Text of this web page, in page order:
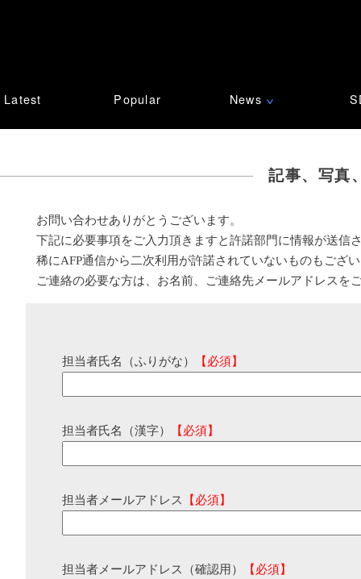
Latest Popular News ∨
記事、写真
お問い合わせありがとうございます。
下記に必要事項をご入力頂きますと許諾部門に情報が送信
稀にAFP通信から二次利用が許諾されていないものもござ
ご連絡の必要な方は、お名前、ご連絡先メールアドレスを
担当者氏名（ふりがな） 【必須】
担当者氏名（漢字） 【必須】
担当者メールアドレス 【必須】
担当者メールアドレス（確認用） 【必須】